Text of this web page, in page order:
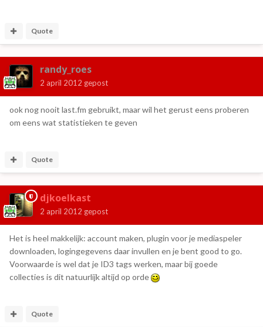
Quote
randy_roes
2 april 2012 gepost
ook nog nooit last.fm gebruikt, maar wil het gerust eens proberen
om eens wat statistieken te geven
Quote
djkoelkast
2 april 2012 gepost
Het is heel makkelijk: account maken, plugin voor je mediaspeler
downloaden, logingegevens daar invullen en je bent good to go.
Voorwaarde is wel dat je ID3 tags werken, maar bij goede
collecties is dit natuurlijk altijd op orde
Quote